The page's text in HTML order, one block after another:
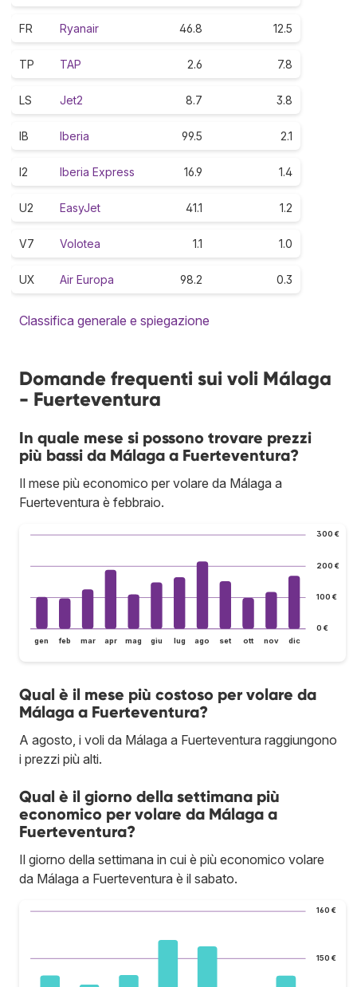
FR Ryanair 46.8 12.5
TP TAP 2.6 7.8
LS Jet2 8.7 3.8
IB Iberia 99.5 2.1
I2 Iberia Express 16.9 1.4
U2 EasyJet 41.1 1.2
V7 Volotea 1.1 1.0
UX Air Europa 98.2 0.3
Classifica generale e spiegazione
Domande frequenti sui voli Málaga
- Fuerteventura
In quale mese si possono trovare prezzi
più bassi da Málaga a Fuerteventura?
Il mese più economico per volare da Málaga a
Fuerteventura è febbraio.
0 €
100 €
200 €
300 €
gen feb mar apr mag giu lug ago set ott nov dic
Qual è il mese più costoso per volare da
Málaga a Fuerteventura?
A agosto, i voli da Málaga a Fuerteventura raggiungono
i prezzi più alti.
Qual è il giorno della settimana più
economico per volare da Málaga a
Fuerteventura?
Il giorno della settimana in cui è più economico volare
da Málaga a Fuerteventura è il sabato.
150 €
160 €